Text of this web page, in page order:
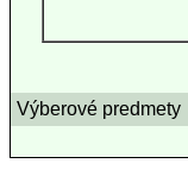
Výberové predmety